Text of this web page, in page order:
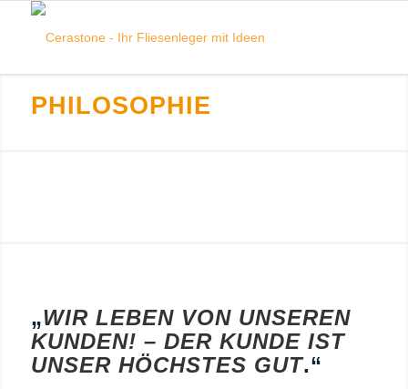
PHILOSOPHIE
„WIR LEBEN VON UNSEREN
KUNDEN! – DER KUNDE IST
UNSER HÖCHSTES GUT.“